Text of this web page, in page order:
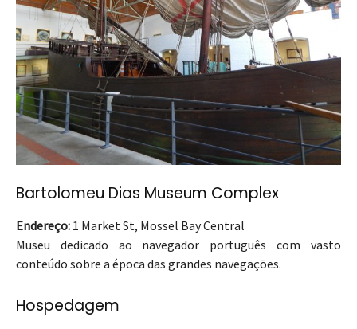
Bartolomeu Dias Museum Complex
Endereço: 1 Market St, Mossel Bay Central
Museu dedicado ao navegador português com vasto
conteúdo sobre a época das grandes navegações.
Hospedagem